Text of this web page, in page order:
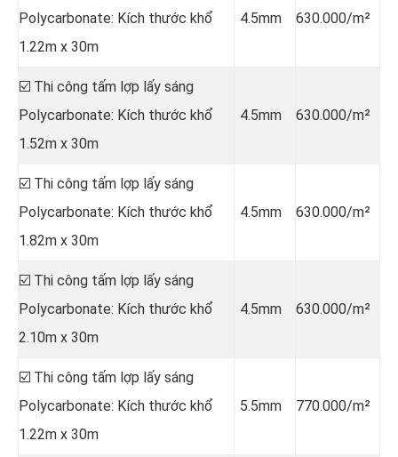
Polycarbonate: Kích thước khổ
1.22m x 30m
4.5mm 630.000/m²
☑️ Thi công tấm lợp lấy sáng
Polycarbonate: Kích thước khổ
1.52m x 30m
4.5mm 630.000/m²
☑️ Thi công tấm lợp lấy sáng
Polycarbonate: Kích thước khổ
1.82m x 30m
4.5mm 630.000/m²
☑️ Thi công tấm lợp lấy sáng
Polycarbonate: Kích thước khổ
2.10m x 30m
4.5mm 630.000/m²
☑️ Thi công tấm lợp lấy sáng
Polycarbonate: Kích thước khổ
1.22m x 30m
5.5mm 770.000/m²